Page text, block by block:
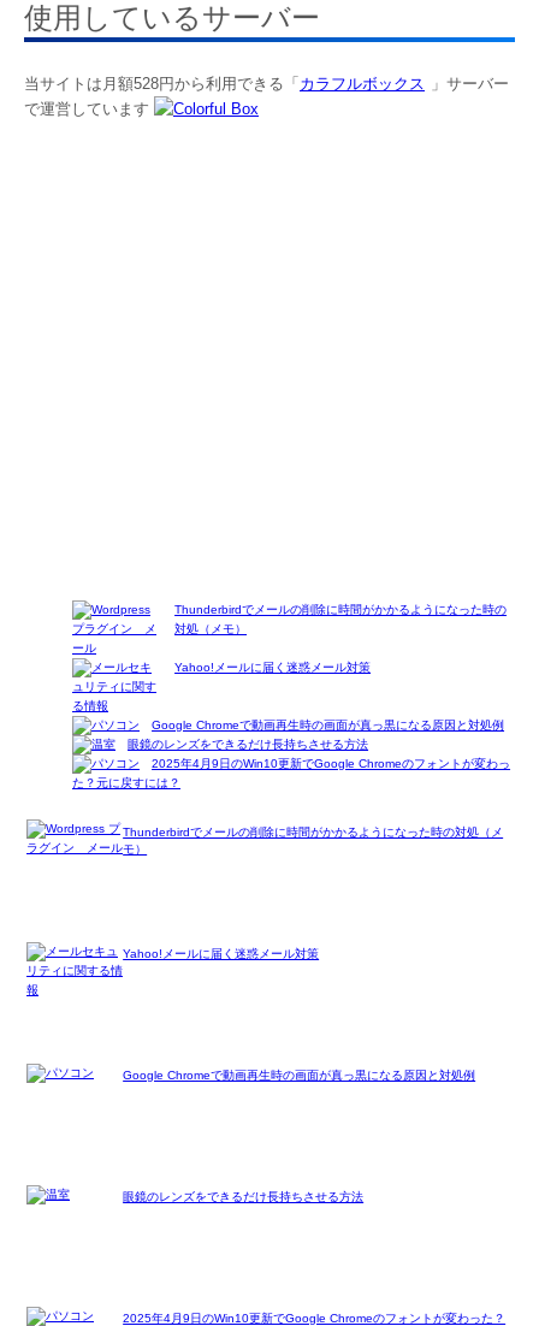
使用しているサーバー
当サイトは月額528円から利用できる「 カラフルボックス
」サーバー
で運営しています
Thunderbirdでメールの削除に時間がかかるようになった時の
対処（メモ）
Yahoo!メールに届く迷惑メール対策
Google Chromeで動画再生時の画面が真っ黒になる原因と対処例
眼鏡のレンズをできるだけ長持ちさせる方法
2025年4月9日のWin10更新でGoogle Chromeのフォントが変わっ
た？元に戻すには？
Thunderbirdでメールの削除に時間がかかるようになった時の対処（メ
モ）
Yahoo!メールに届く迷惑メール対策
Google Chromeで動画再生時の画面が真っ黒になる原因と対処例
眼鏡のレンズをできるだけ長持ちさせる方法
2025年4月9日のWin10更新でGoogle Chromeのフォントが変わった？